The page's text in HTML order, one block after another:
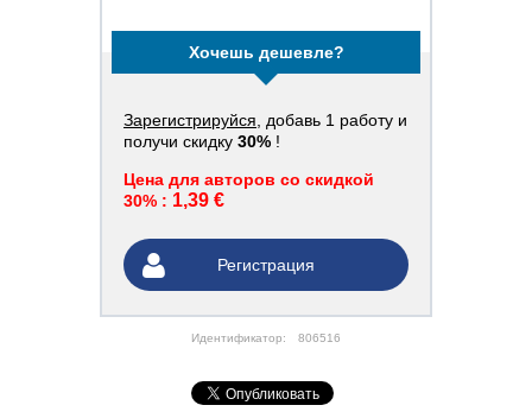
Хочешь дешевле?
Зарегистрируйся , добавь 1 работу и
получи скидку 30% !
Цена для авторов со скидкой
30% : 1,39 €
Регистрация
Идентификатор: 806516